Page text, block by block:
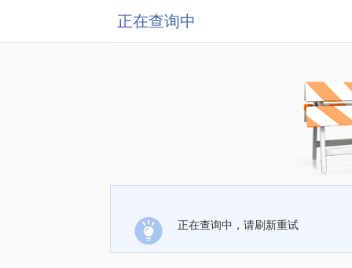
正在查询中
正在查询中，请刷新重试